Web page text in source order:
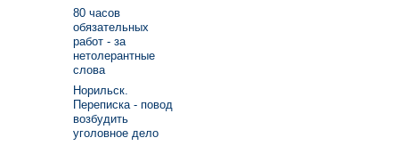
80 часов
обязательных
работ - за
нетолерантные
слова
Норильск.
Переписка - повод
возбудить
уголовное дело